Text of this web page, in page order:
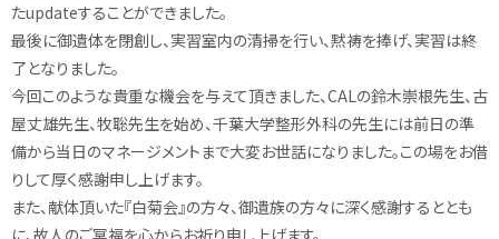
たupdateすることができました。
最後に御遺体を閉創し、実習室内の清掃を行い、黙祷を捧げ、実習は終
了となりました。
今回このような貴重な機会を与えて頂きました、CALの鈴木崇根先生、古
屋丈雄先生、牧聡先生を始め、千葉大学整形外科の先生には前日の準
備から当日のマネージメントまで大変お世話になりました。この場をお借
りして厚く感謝申し上げます。
また、献体頂いた『白菊会』の方々、御遺族の方々に深く感謝するととも